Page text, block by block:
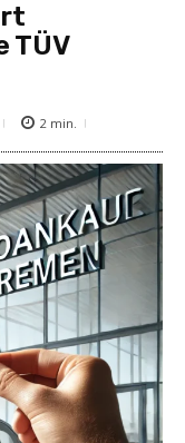
TÜV
2 min.